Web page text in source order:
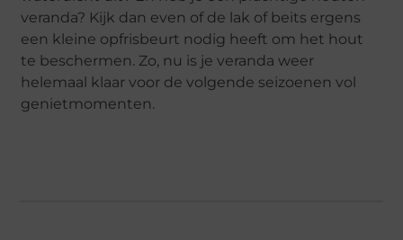
veranda? Kijk dan even of de lak of beits ergens
een kleine opfrisbeurt nodig heeft om het hout
te beschermen. Zo, nu is je veranda weer
helemaal klaar voor de volgende seizoenen vol
genietmomenten.